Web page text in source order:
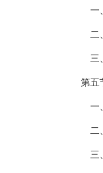
一
二
三
第五
一
二
三